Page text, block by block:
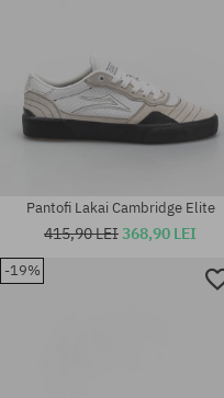
Pantofi Lakai Cambridge Elite
415,90 LEI368,90 LEI
-19%